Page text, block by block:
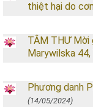
thiệt hại do
TÂM THƯ Mời
Marywilska 44,
Phương danh
(14/05/2024)